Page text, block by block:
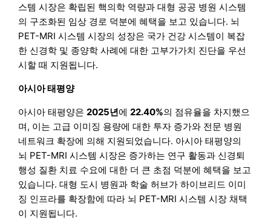
스템 시장은 확립된 핵의학 역량과 대형 공공 병원 시스템
의 구조화된 임상 경로 덕분에 혜택을 보고 있습니다. 뇌
PET-MRI 시스템 시장의 성장은 국가 건강 시스템이 복잡
한 신경학 및 종양학 사례에 대한 고부가가치 진단을 우선
시할 때 지원됩니다.
아시아 태평양
아시아 태평양은 2025년에 22.40%의 점유율을 차지했으
며, 이는 고급 이미징 용량에 대한 투자 증가와 전문 병원
네트워크 확장에 의해 지원되었습니다. 아시아 태평양의
뇌 PET-MRI 시스템 시장은 증가하는 연구 활동과 신경퇴
행성 질환 치료 수요에 대한 더 큰 초점 덕분에 혜택을 보고
있습니다. 대형 도시 병원과 학술 허브가 하이브리드 이미
징 인프라를 확장함에 따라 뇌 PET-MRI 시스템 시장 채택
이 지원됩니다.